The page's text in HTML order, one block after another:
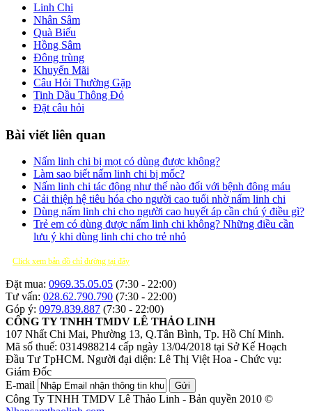
Linh Chi
Nhân Sâm
Quà Biếu
Hồng Sâm
Đông trùng
Khuyến Mãi
Câu Hỏi Thường Gặp
Tinh Dầu Thông Đỏ
Đặt câu hỏi
Bài viết liên quan
Nấm linh chi bị mọt có dùng được không?
Làm sao biết nấm linh chi bị mốc?
Nấm linh chi tác động như thế nào đối với bệnh đông máu
Cải thiện hệ tiêu hóa cho người cao tuổi nhờ nấm linh chi
Dùng nấm linh chi cho người cao huyết áp cần chú ý điều gì?
Trẻ em có dùng được nấm linh chi không? Những điều cần
lưu ý khi dùng linh chi cho trẻ nhỏ
Click xem bản đồ chỉ đường tại đây
Đặt mua: 0969.35.05.05 (7:30 - 22:00)
Tư vấn: 028.62.790.790 (7:30 - 22:00)
Góp ý: 0979.839.887 (7:30 - 22:00)
CÔNG TY TNHH TMDV LÊ THẢO LINH
107 Nhất Chi Mai, Phường 13, Q.Tân Bình, Tp. Hồ Chí Minh.
Mã số thuế: 0314988214 cấp ngày 13/04/2018 tại Sở Kế Hoạch
Đầu Tư TpHCM. Người đại diện: Lê Thị Việt Hoa - Chức vụ:
Giám Đốc
E-mail
Gửi
Công Ty TNHH TMDV Lê Thảo Linh - Bản quyền 2010 ©